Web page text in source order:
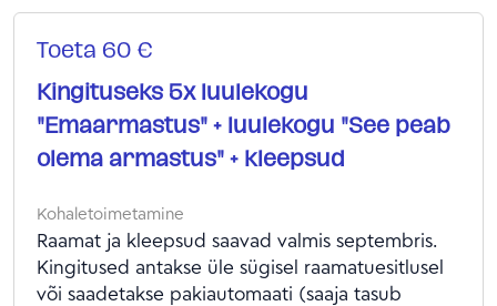
Toeta 60 €
Kingituseks 5x luulekogu
"Emaarmastus" + luulekogu "See peab
olema armastus" + kleepsud
Kohaletoimetamine
Raamat ja kleepsud saavad valmis septembris.
Kingitused antakse üle sügisel raamatuesitlusel
või saadetakse pakiautomaati (saaja tasub